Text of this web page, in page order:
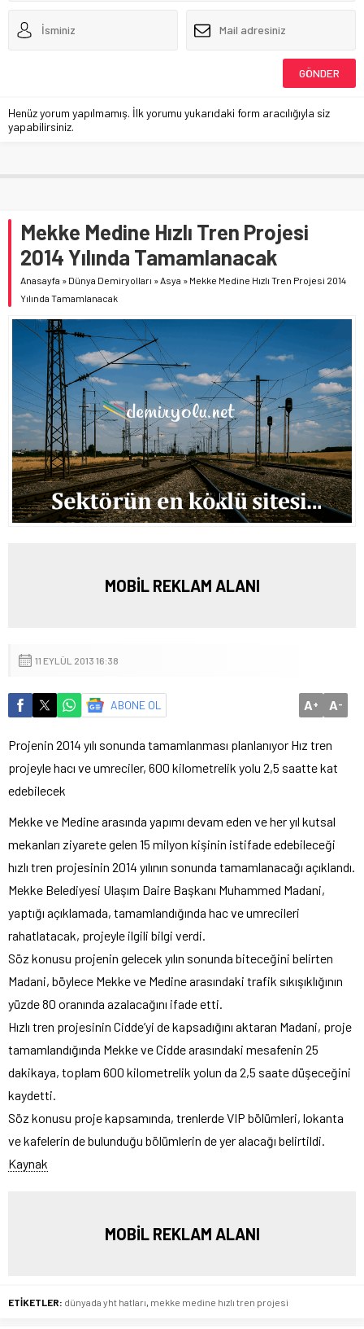
Henüz yorum yapılmamış. İlk yorumu yukarıdaki form aracılığıyla siz
yapabilirsiniz.
Mekke Medine Hızlı Tren Projesi
2014 Yılında Tamamlanacak
Anasayfa » Dünya Demiryolları » Asya » Mekke Medine Hızlı Tren Projesi 2014
Yılında Tamamlanacak
MOBİL REKLAM ALANI
11 EYLÜL 2013 16:38
ABONE OL A+ A-
Projenin 2014 yılı sonunda tamamlanması planlanıyor Hız tren
projeyle hacı ve umreciler, 600 kilometrelik yolu 2,5 saatte kat
edebilecek
Mekke ve Medine arasında yapımı devam eden ve her yıl kutsal
mekanları ziyarete gelen 15 milyon kişinin istifade edebileceği
hızlı tren projesinin 2014 yılının sonunda tamamlanacağı açıklandı.
Mekke Belediyesi Ulaşım Daire Başkanı Muhammed Madani,
yaptığı açıklamada, tamamlandığında hac ve umrecileri
rahatlatacak, projeyle ilgili bilgi verdi.
Söz konusu projenin gelecek yılın sonunda biteceğini belirten
Madani, böylece Mekke ve Medine arasındaki trafik sıkışıklığının
yüzde 80 oranında azalacağını ifade etti.
Hızlı tren projesinin Cidde’yi de kapsadığını aktaran Madani, proje
tamamlandığında Mekke ve Cidde arasındaki mesafenin 25
dakikaya, toplam 600 kilometrelik yolun da 2,5 saate düşeceğini
kaydetti.
Söz konusu proje kapsamında, trenlerde VIP bölümleri, lokanta
ve kafelerin de bulunduğu bölümlerin de yer alacağı belirtildi.
Kaynak
MOBİL REKLAM ALANI
ETİKETLER: dünyada yht hatları, mekke medine hızlı tren projesi